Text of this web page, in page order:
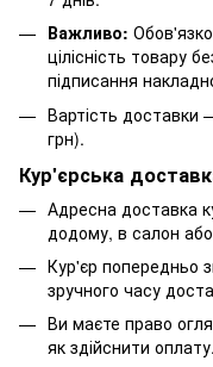
Важливо:
цілісність товару
підписання
Вартість доставки
грн).
Кур'єрська
Адресна доставка
додому, в салон
Кур'єр попередньо
зручного часу
Ви маєте право
як здійснити оплату.